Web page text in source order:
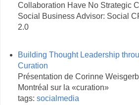
Collaboration Have No Strategic
Social Business Advisor: Social
2.0
Building Thought Leadership
Curation
Présentation de Corinne
Montréal sur la «curation»
tags: socialmedia